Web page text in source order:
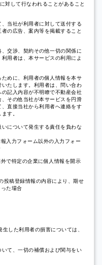
対して行なわれることがあること
当社が利用者に対して送付する
の広告、案内等を掲載すること
交渉、契約その他一切の関係に
用者は、本サービスの利用によ
めに、利用者の個人情報を本サ
たします。利用者は、問い合わ
記入内容が不明瞭で不動産会社
その他当社が本サービスを円滑
直接当社から利用者へ連絡をす
す。
について発生する責任を負わな
入力フォーム以外の入力フォー
で特定の企業に個人情報を開示
投稿登録情報の内容により、期せ
た場合
生した利用者の損害については、
て、一切の補償および関与をい